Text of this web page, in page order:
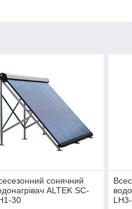
сонячний
ALTEK SC-
30